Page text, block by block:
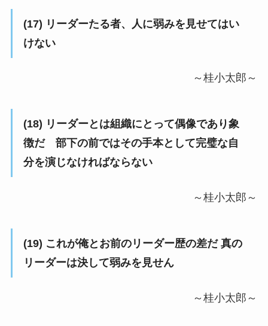
(17) リーダーたる者、人に弱みを見せてはい
けない
～桂小太郎～
(18) リーダーとは組織にとって偶像であり象
徴だ 部下の前ではその手本として完璧な自
分を演じなければならない
～桂小太郎～
(19) これが俺とお前のリーダー歴の差だ 真の
リーダーは決して弱みを見せん
～桂小太郎～